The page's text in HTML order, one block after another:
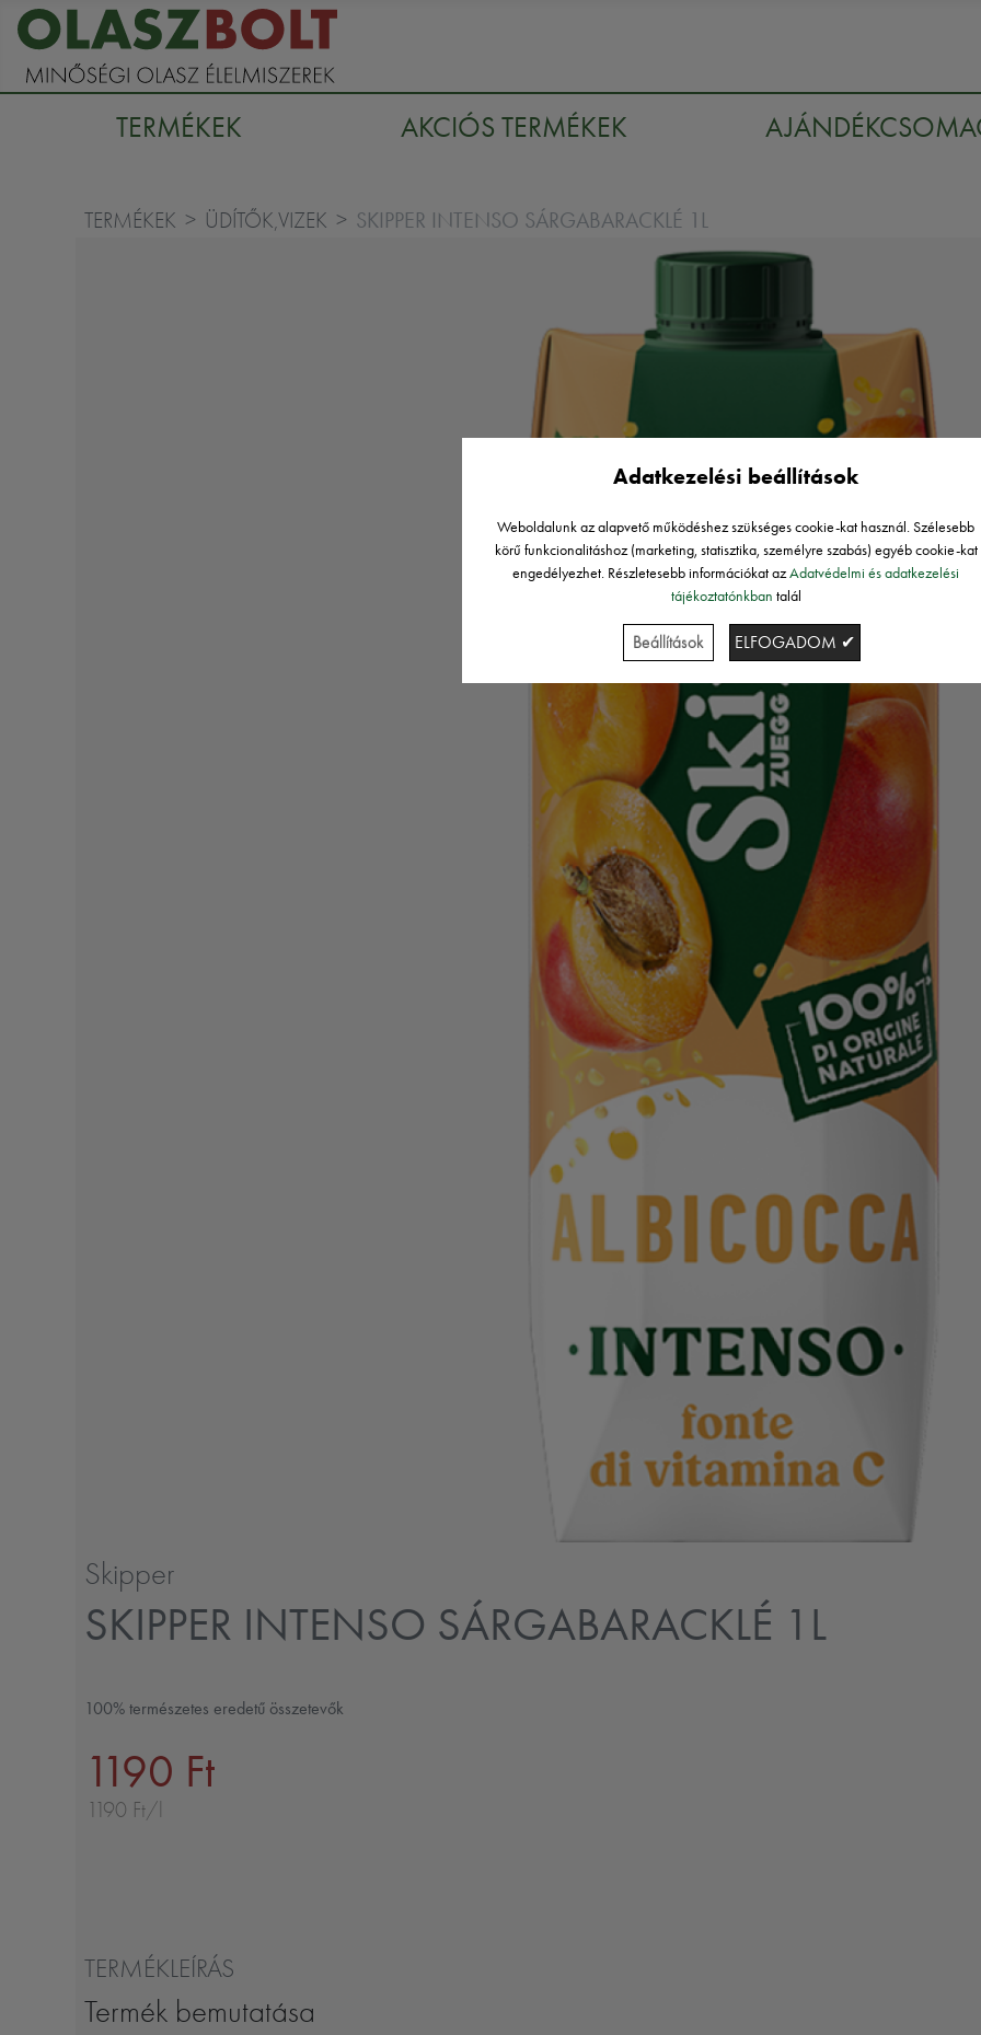
TERMÉKEK AKCIÓS TERMÉKEK
TERMÉKEK ÜDÍTŐK,VIZEK SKIPPER INTENSO SÁRGABARACKLÉ 1L
Skipper
SKIPPER INTENSO SÁRGABARACKLÉ 1L
100% természetes eredetű összetevők
1190 Ft
1190 Ft/l
TERMÉKLEÍRÁS
Termék bemutatása
Adatkezelési beállítások
Weboldalunk az alapvető működéshez szükséges cookie-kat használ. Szélesebb
körű funkcionalitáshoz (marketing, statisztika, személyre szabás) egyéb cookie-kat
engedélyezhet. Részletesebb információkat azAdatvédelmi és adatkezelési
tájékoztatónkban talál
Beállítások ELFOGADOM ✔